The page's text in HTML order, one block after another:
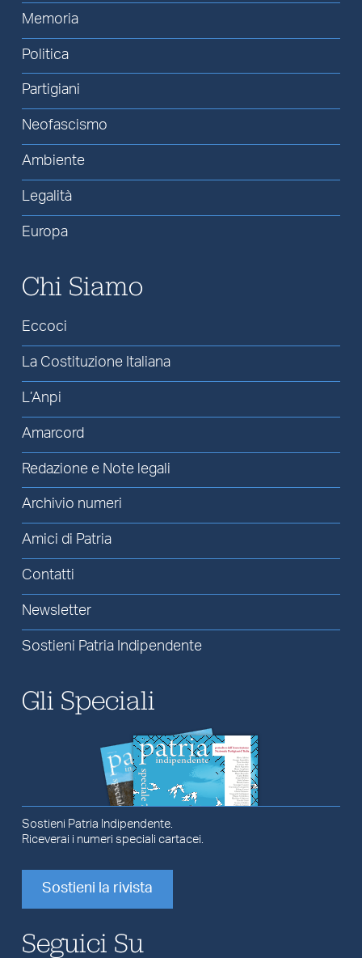
Memoria
Politica
Partigiani
Neofascismo
Ambiente
Legalità
Europa
Chi Siamo
Eccoci
La Costituzione Italiana
L’Anpi
Amarcord
Redazione e Note legali
Archivio numeri
Amici di Patria
Contatti
Newsletter
Sostieni Patria Indipendente
Gli Speciali
Sostieni Patria Indipendente.
Riceverai i numeri speciali cartacei.
Sostieni la rivista
Seguici Su